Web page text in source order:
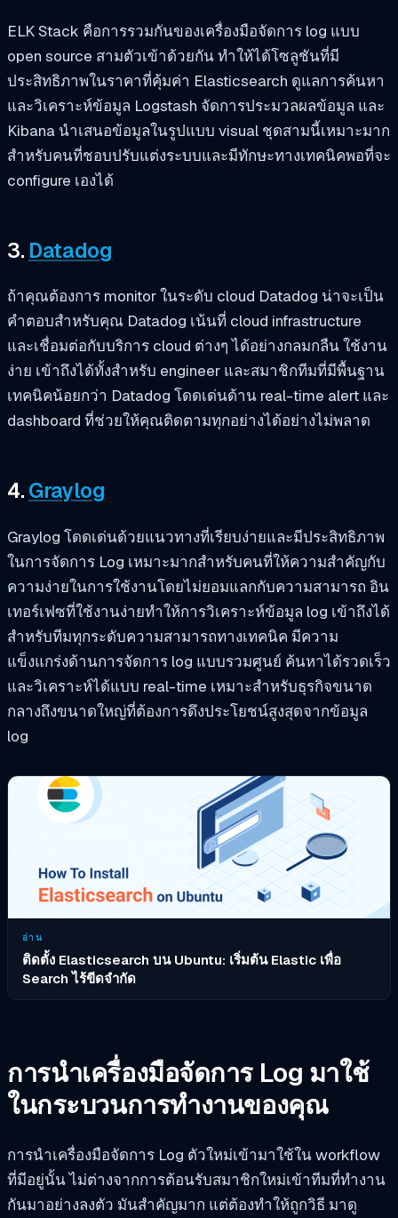
ELK Stack คือการรวมกันของเครื่องมือจัดการ log แบบ
open source สามตัวเข้าด้วยกัน ทำให้ได้โซลูชันที่มี
ประสิทธิภาพในราคาที่คุ้มค่า Elasticsearch ดูแลการค้นหา
และวิเคราะห์ข้อมูล Logstash จัดการประมวลผลข้อมูล และ
Kibana นำเสนอข้อมูลในรูปแบบ visual ชุดสามนี้เหมาะมาก
สำหรับคนที่ชอบปรับแต่งระบบและมีทักษะทางเทคนิคพอที่จะ
configure เองได้
3. Datadog
ถ้าคุณต้องการ monitor ในระดับ cloud Datadog น่าจะเป็น
คำตอบสำหรับคุณ Datadog เน้นที่ cloud infrastructure
และเชื่อมต่อกับบริการ cloud ต่างๆ ได้อย่างกลมกลืน ใช้งาน
ง่าย เข้าถึงได้ทั้งสำหรับ engineer และสมาชิกทีมที่มีพื้นฐาน
เทคนิคน้อยกว่า Datadog โดดเด่นด้าน real-time alert และ
dashboard ที่ช่วยให้คุณติดตามทุกอย่างได้อย่างไม่พลาด
4. Graylog
Graylog โดดเด่นด้วยแนวทางที่เรียบง่ายและมีประสิทธิภาพ
ในการจัดการ Log เหมาะมากสำหรับคนที่ให้ความสำคัญกับ
ความง่ายในการใช้งานโดยไม่ยอมแลกกับความสามารถ อิน
เทอร์เฟซที่ใช้งานง่ายทำให้การวิเคราะห์ข้อมูล log เข้าถึงได้
สำหรับทีมทุกระดับความสามารถทางเทคนิค มีความ
แข็งแกร่งด้านการจัดการ log แบบรวมศูนย์ ค้นหาได้รวดเร็ว
และวิเคราะห์ได้แบบ real-time เหมาะสำหรับธุรกิจขนาด
กลางถึงขนาดใหญ่ที่ต้องการดึงประโยชน์สูงสุดจากข้อมูล
log
อ่าน
ติดตั้ง Elasticsearch บน Ubuntu: เริ่มต้น Elastic เพื่อ
Search ไร้ขีดจำกัด
การนำเครื่องมือจัดการ Log มาใช้
ในกระบวนการทำงานของคุณ
การนำเครื่องมือจัดการ Log ตัวใหม่เข้ามาใช้ใน workflow
ที่มีอยู่นั้น ไม่ต่างจากการต้อนรับสมาชิกใหม่เข้าทีมที่ทำงาน
กันมาอย่างลงตัว มันสำคัญมาก แต่ต้องทำให้ถูกวิธี มาดู